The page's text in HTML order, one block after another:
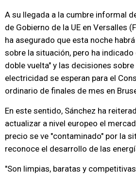
A su llegada a la cumbre informal
de Gobierno de la UE en Versalles
ha asegurado que esta noche
sobre la situación, pero ha
doble vuelta" y las decisiones
electricidad se esperan para el
ordinario de finales de mes en
En este sentido, Sánchez ha
actualizar a nivel europeo el
precio se ve "contaminado" por la
reconoce el desarrollo de las
"Son limpias, baratas y